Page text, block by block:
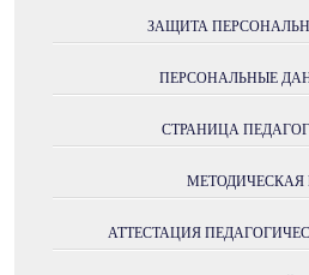
ЗАЩИТА
ПЕРСОНАЛЬНЫЕ
СТРАНИЦА
МЕТОДИЧЕСКАЯ
АТТЕСТАЦИЯ